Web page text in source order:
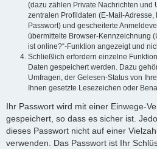
(dazu zählen Private Nachrichten und
zentralen Profildaten (E-Mail-
Passwort) und gescheiterte
übermittelte Browser-Kennzeichnung
ist online?“-Funktion angezeigt und
Schließlich erfordern einzelne
Daten gespeichert werden. Dazu
Umfragen, der Gelesen-Status von
Ihnen gesetzte Lesezeichen oder
Ihr Passwort wird mit einer Einwege-
gespeichert, so dass es sicher ist.
dieses Passwort nicht auf einer
verwenden. Das Passwort ist Ihr